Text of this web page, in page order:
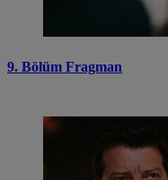
9. Bölüm Fragman